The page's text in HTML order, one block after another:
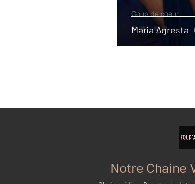
Maria Agresta.
Coup de coeur
Notre Chaine